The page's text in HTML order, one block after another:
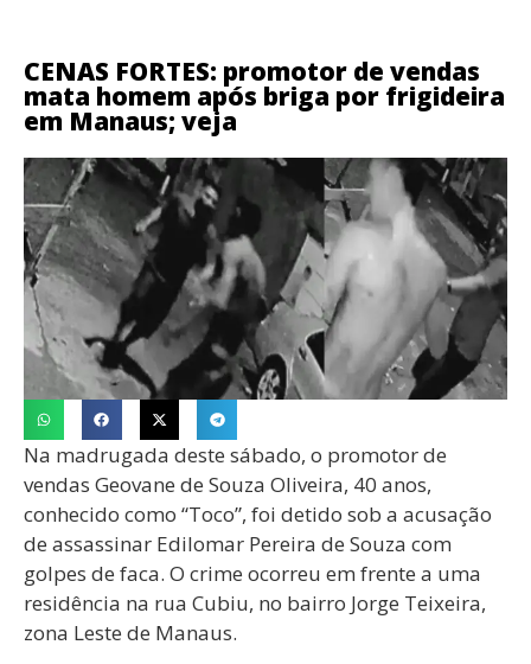
CENAS FORTES: promotor de vendas
mata homem após briga por frigideira
em Manaus; veja
Na madrugada deste sábado, o promotor de
vendas Geovane de Souza Oliveira, 40 anos,
conhecido como “Toco”, foi detido sob a acusação
de assassinar Edilomar Pereira de Souza com
golpes de faca. O crime ocorreu em frente a uma
residência na rua Cubiu, no bairro Jorge Teixeira,
zona Leste de Manaus.